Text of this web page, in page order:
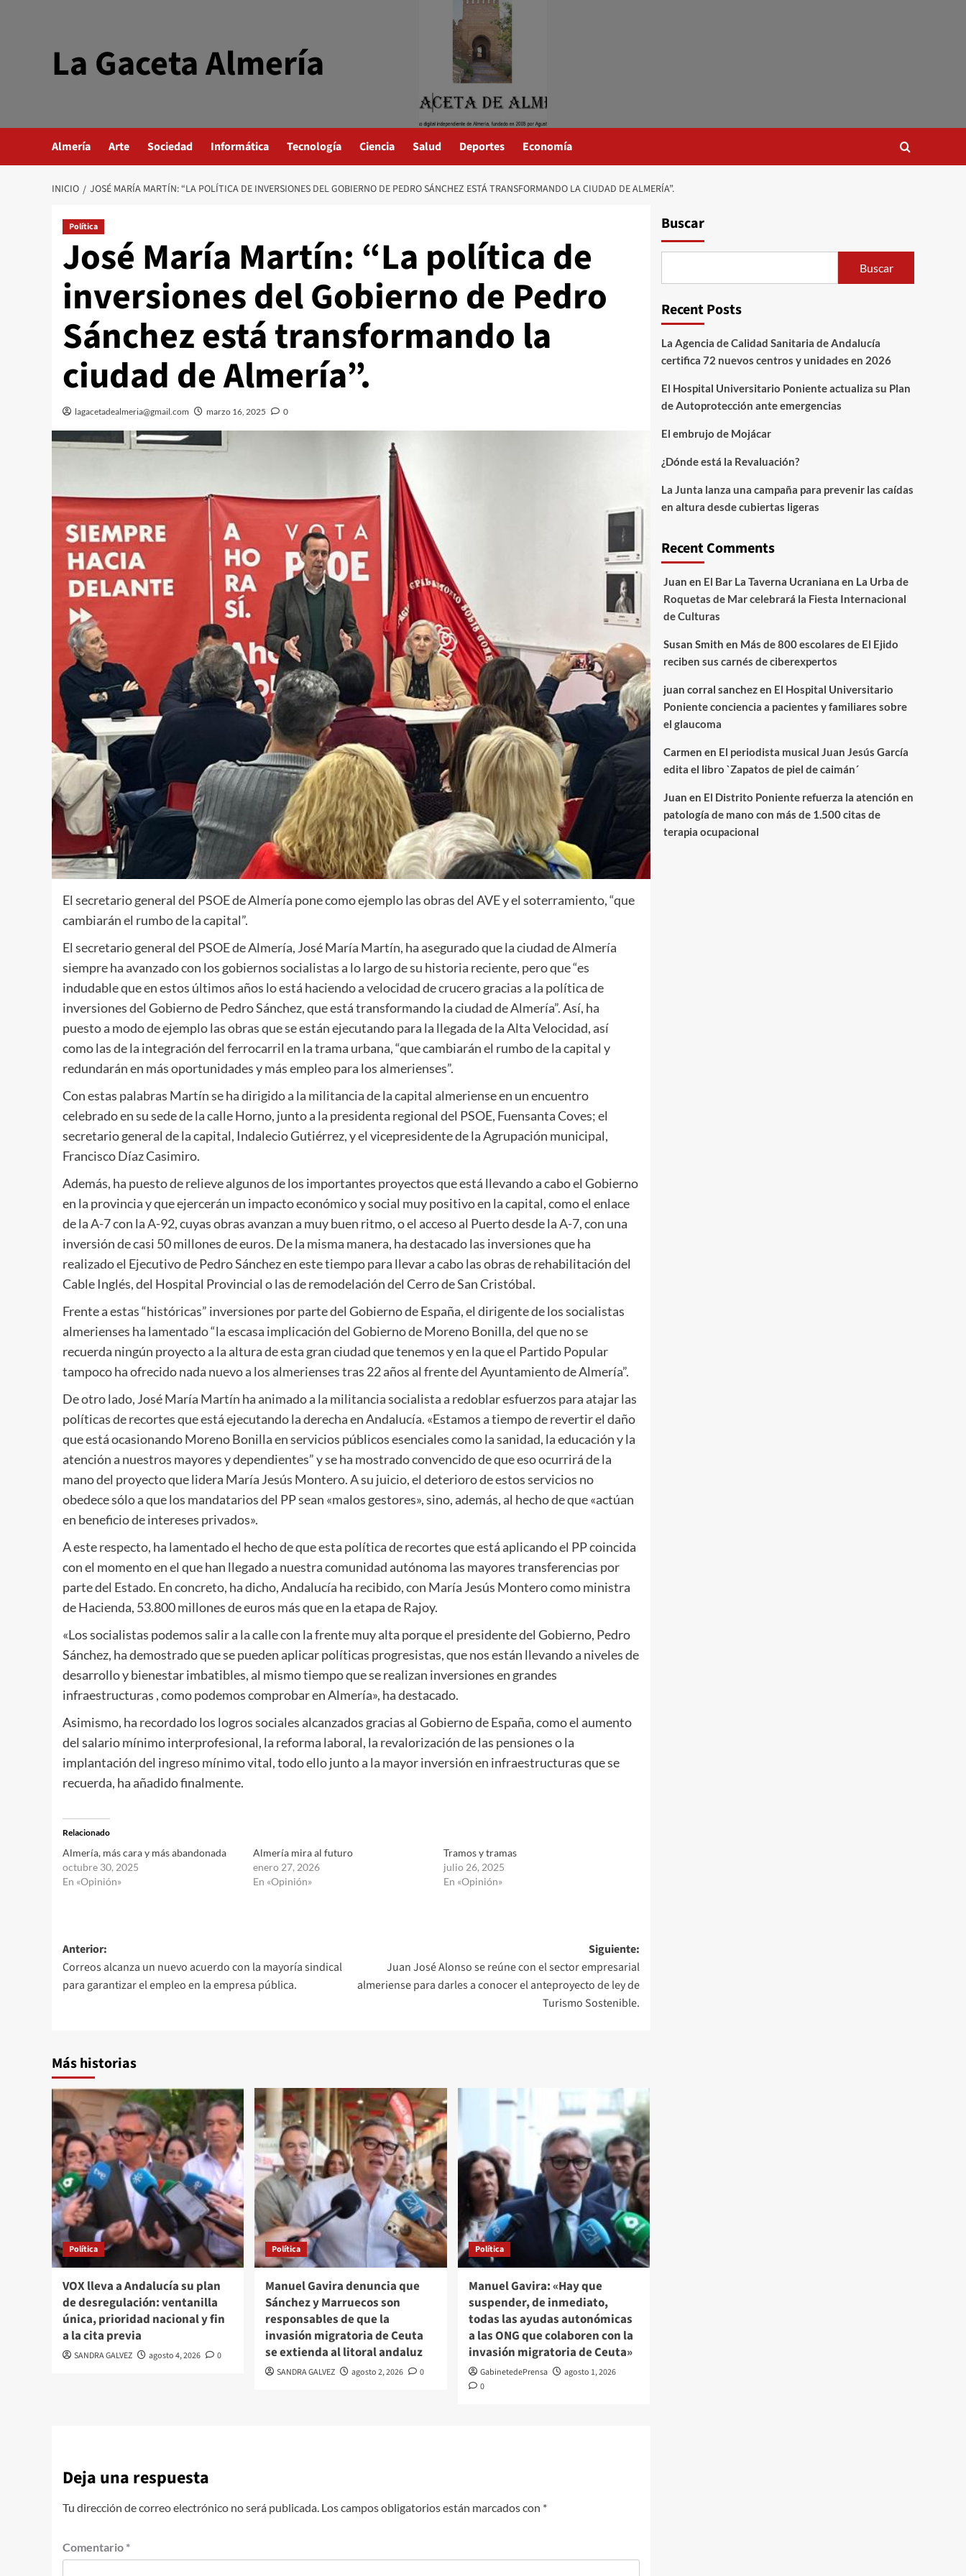
La Gaceta Almería
Almería Arte Sociedad Informática Tecnología Ciencia Salud Deportes Economía
INICIO JOSÉ MARÍA MARTÍN: “LA POLÍTICA DE INVERSIONES DEL GOBIERNO DE PEDRO SÁNCHEZ ESTÁ TRANSFORMANDO LA CIUDAD DE ALMERÍA”.
Política
José María Martín: “La política de
inversiones del Gobierno de Pedro
Sánchez está transformando la
ciudad de Almería”.
lagacetadealmeria@gmail.com marzo 16, 2025 0
El secretario general del PSOE de Almería pone como ejemplo las obras del AVE y el soterramiento, “que
cambiarán el rumbo de la capital”.
El secretario general del PSOE de Almería, José María Martín, ha asegurado que la ciudad de Almería
siempre ha avanzado con los gobiernos socialistas a lo largo de su historia reciente, pero que “es
indudable que en estos últimos años lo está haciendo a velocidad de crucero gracias a la política de
inversiones del Gobierno de Pedro Sánchez, que está transformando la ciudad de Almería”. Así, ha
puesto a modo de ejemplo las obras que se están ejecutando para la llegada de la Alta Velocidad, así
como las de la integración del ferrocarril en la trama urbana, “que cambiarán el rumbo de la capital y
redundarán en más oportunidades y más empleo para los almerienses”.
Con estas palabras Martín se ha dirigido a la militancia de la capital almeriense en un encuentro
celebrado en su sede de la calle Horno, junto a la presidenta regional del PSOE, Fuensanta Coves; el
secretario general de la capital, Indalecio Gutiérrez, y el vicepresidente de la Agrupación municipal,
Francisco Díaz Casimiro.
Además, ha puesto de relieve algunos de los importantes proyectos que está llevando a cabo el Gobierno
en la provincia y que ejercerán un impacto económico y social muy positivo en la capital, como el enlace
de la A-7 con la A-92, cuyas obras avanzan a muy buen ritmo, o el acceso al Puerto desde la A-7, con una
inversión de casi 50 millones de euros. De la misma manera, ha destacado las inversiones que ha
realizado el Ejecutivo de Pedro Sánchez en este tiempo para llevar a cabo las obras de rehabilitación del
Cable Inglés, del Hospital Provincial o las de remodelación del Cerro de San Cristóbal.
Frente a estas “históricas” inversiones por parte del Gobierno de España, el dirigente de los socialistas
almerienses ha lamentado “la escasa implicación del Gobierno de Moreno Bonilla, del que no se
recuerda ningún proyecto a la altura de esta gran ciudad que tenemos y en la que el Partido Popular
tampoco ha ofrecido nada nuevo a los almerienses tras 22 años al frente del Ayuntamiento de Almería”.
De otro lado, José María Martín ha animado a la militancia socialista a redoblar esfuerzos para atajar las
políticas de recortes que está ejecutando la derecha en Andalucía. «Estamos a tiempo de revertir el daño
que está ocasionando Moreno Bonilla en servicios públicos esenciales como la sanidad, la educación y la
atención a nuestros mayores y dependientes” y se ha mostrado convencido de que eso ocurrirá de la
mano del proyecto que lidera María Jesús Montero. A su juicio, el deterioro de estos servicios no
obedece sólo a que los mandatarios del PP sean «malos gestores», sino, además, al hecho de que «actúan
en beneficio de intereses privados».
A este respecto, ha lamentado el hecho de que esta política de recortes que está aplicando el PP coincida
con el momento en el que han llegado a nuestra comunidad autónoma las mayores transferencias por
parte del Estado. En concreto, ha dicho, Andalucía ha recibido, con María Jesús Montero como ministra
de Hacienda, 53.800 millones de euros más que en la etapa de Rajoy.
«Los socialistas podemos salir a la calle con la frente muy alta porque el presidente del Gobierno, Pedro
Sánchez, ha demostrado que se pueden aplicar políticas progresistas, que nos están llevando a niveles de
desarrollo y bienestar imbatibles, al mismo tiempo que se realizan inversiones en grandes
infraestructuras , como podemos comprobar en Almería», ha destacado.
Asimismo, ha recordado los logros sociales alcanzados gracias al Gobierno de España, como el aumento
del salario mínimo interprofesional, la reforma laboral, la revalorización de las pensiones o la
implantación del ingreso mínimo vital, todo ello junto a la mayor inversión en infraestructuras que se
recuerda, ha añadido finalmente.
Relacionado
Almería, más cara y más abandonada
octubre 30, 2025
En «Opinión»
Almería mira al futuro
enero 27, 2026
En «Opinión»
Tramos y tramas
julio 26, 2025
En «Opinión»
Navegación
de
entradas
Anterior:
Correos alcanza un nuevo acuerdo con la mayoría sindical
para garantizar el empleo en la empresa pública.
Siguiente:
Juan José Alonso se reúne con el sector empresarial
almeriense para darles a conocer el anteproyecto de ley de
Turismo Sostenible.
Más historias
Política
VOX lleva a Andalucía su plan
de desregulación: ventanilla
única, prioridad nacional y fin
a la cita previa
SANDRA GALVEZ agosto 4, 2026 0
Política
Manuel Gavira denuncia que
Sánchez y Marruecos son
responsables de que la
invasión migratoria de Ceuta
se extienda al litoral andaluz
SANDRA GALVEZ agosto 2, 2026 0
Política
Manuel Gavira: «Hay que
suspender, de inmediato,
todas las ayudas autonómicas
a las ONG que colaboren con la
invasión migratoria de Ceuta»
GabinetedePrensa
agosto 1, 2026
0
Deja una respuesta
Tu dirección de correo electrónico no será publicada. Los campos obligatorios están marcados con *
Comentario *
Buscar
Buscar
Recent Posts
La Agencia de Calidad Sanitaria de Andalucía
certifica 72 nuevos centros y unidades en 2026
El Hospital Universitario Poniente actualiza su Plan
de Autoprotección ante emergencias
El embrujo de Mojácar
¿Dónde está la Revaluación?
La Junta lanza una campaña para prevenir las caídas
en altura desde cubiertas ligeras
Recent Comments
Juan en El Bar La Taverna Ucraniana en La Urba de
Roquetas de Mar celebrará la Fiesta Internacional
de Culturas
Susan Smith en Más de 800 escolares de El Ejido
reciben sus carnés de ciberexpertos
juan corral sanchezen El Hospital Universitario
Poniente conciencia a pacientes y familiares sobre
el glaucoma
Carmen en El periodista musical Juan Jesús García
edita el libro `Zapatos de piel de caimán´
Juan en El Distrito Poniente refuerza la atención en
patología de mano con más de 1.500 citas de
terapia ocupacional